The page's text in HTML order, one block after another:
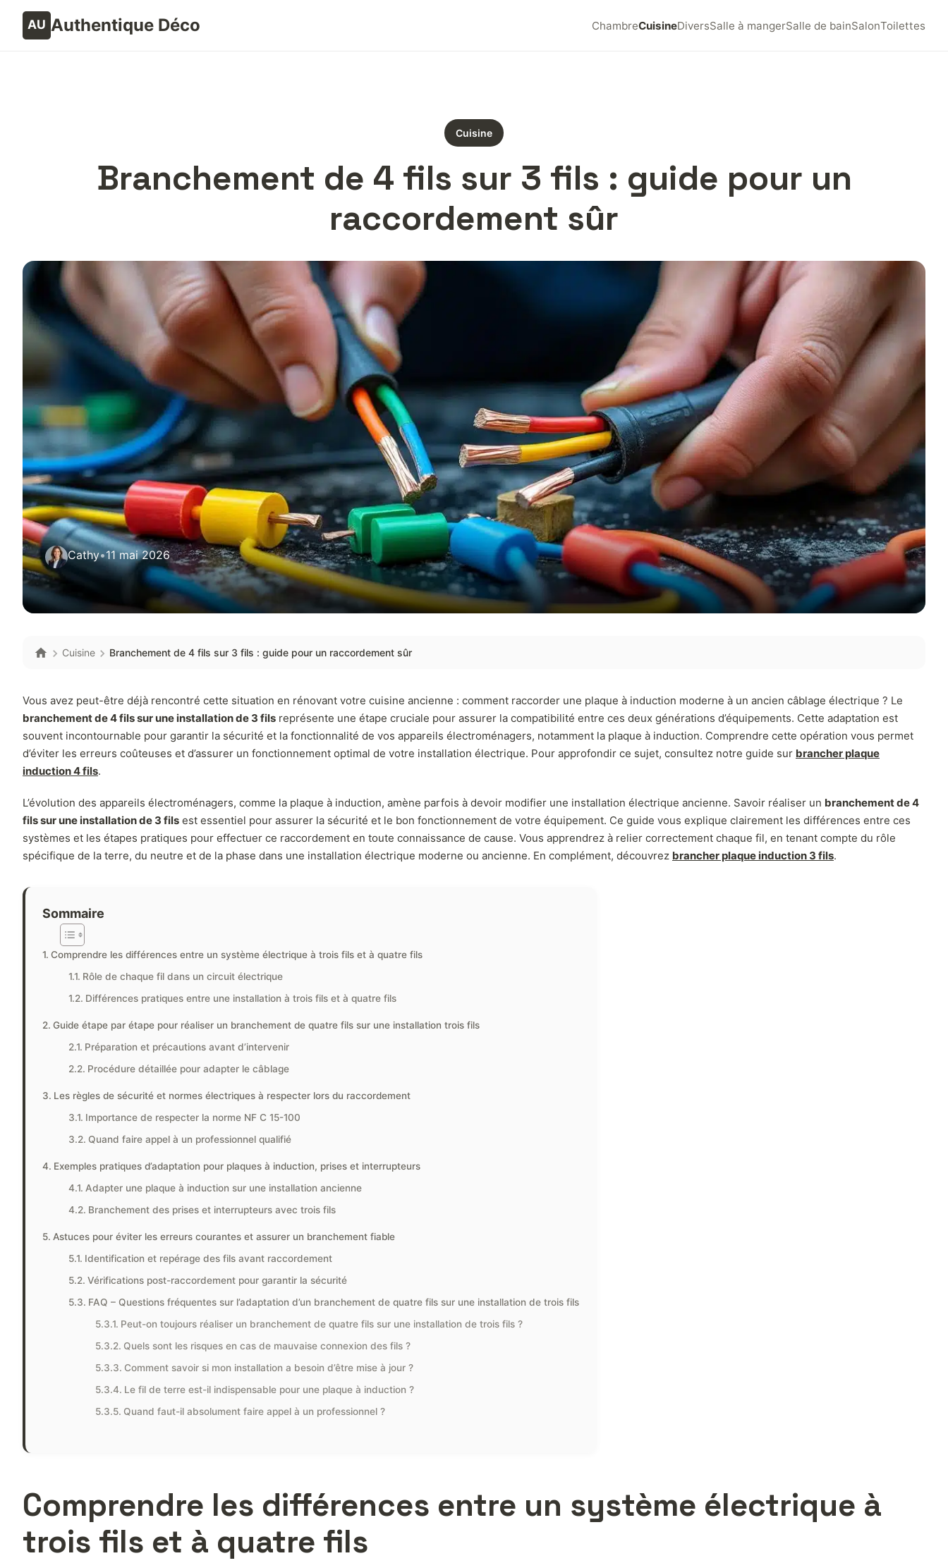
Authentique Déco ChambreCuisineDiversSalle à mangerSalle de bainSalonToilettes
Cuisine
Branchement de 4 fils sur 3 fils : guide pour un
raccordement sûr
Cathy•11 mai 2026
Cuisine Branchement de 4 fils sur 3 fils : guide pour un raccordement sûr
Vous avez peut-être déjà rencontré cette situation en rénovant votre cuisine ancienne : comment raccorder une plaque à induction moderne à un ancien câblage électrique ? Le
branchement de 4 fils sur une installation de 3 fils représente une étape cruciale pour assurer la compatibilité entre ces deux générations d’équipements. Cette adaptation est
souvent incontournable pour garantir la sécurité et la fonctionnalité de vos appareils électroménagers, notamment la plaque à induction. Comprendre cette opération vous permet
d’éviter les erreurs coûteuses et d’assurer un fonctionnement optimal de votre installation électrique. Pour approfondir ce sujet, consultez notre guide sur brancher plaque
induction 4 fils.
L’évolution des appareils électroménagers, comme la plaque à induction, amène parfois à devoir modifier une installation électrique ancienne. Savoir réaliser un branchement de 4
fils sur une installation de 3 fils est essentiel pour assurer la sécurité et le bon fonctionnement de votre équipement. Ce guide vous explique clairement les différences entre ces
systèmes et les étapes pratiques pour effectuer ce raccordement en toute connaissance de cause. Vous apprendrez à relier correctement chaque fil, en tenant compte du rôle
spécifique de la terre, du neutre et de la phase dans une installation électrique moderne ou ancienne. En complément, découvrez brancher plaque induction 3 fils.
Sommaire
Comprendre les différences entre un système électrique à trois fils et à quatre fils
Rôle de chaque fil dans un circuit électrique
Différences pratiques entre une installation à trois fils et à quatre fils
Guide étape par étape pour réaliser un branchement de quatre fils sur une installation trois fils
Préparation et précautions avant d’intervenir
Procédure détaillée pour adapter le câblage
Les règles de sécurité et normes électriques à respecter lors du raccordement
Importance de respecter la norme NF C 15-100
Quand faire appel à un professionnel qualifié
Exemples pratiques d’adaptation pour plaques à induction, prises et interrupteurs
Adapter une plaque à induction sur une installation ancienne
Branchement des prises et interrupteurs avec trois fils
Astuces pour éviter les erreurs courantes et assurer un branchement fiable
Identification et repérage des fils avant raccordement
Vérifications post-raccordement pour garantir la sécurité
FAQ – Questions fréquentes sur l’adaptation d’un branchement de quatre fils sur une installation de trois fils
Peut-on toujours réaliser un branchement de quatre fils sur une installation de trois fils ?
Quels sont les risques en cas de mauvaise connexion des fils ?
Comment savoir si mon installation a besoin d’être mise à jour ?
Le fil de terre est-il indispensable pour une plaque à induction ?
Quand faut-il absolument faire appel à un professionnel ?
Comprendre les différences entre un système électrique à
trois fils et à quatre fils